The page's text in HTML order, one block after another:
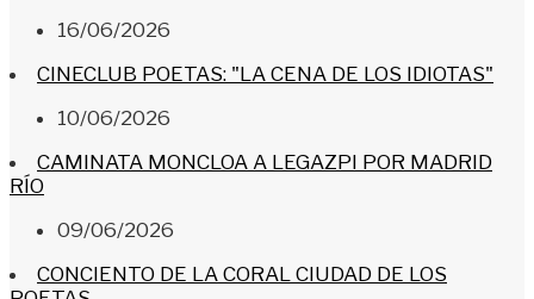
16/06/2026
CINECLUB POETAS: "LA CENA DE LOS IDIOTAS"
10/06/2026
CAMINATA MONCLOA A LEGAZPI POR MADRID
RÍO
09/06/2026
CONCIENTO DE LA CORAL CIUDAD DE LOS